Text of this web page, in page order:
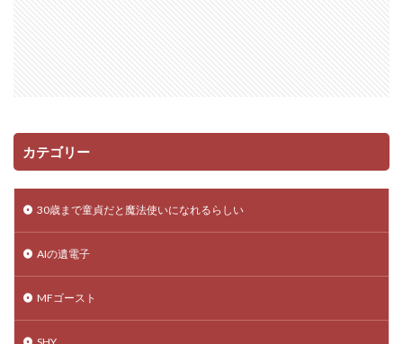
カテゴリー
30歳まで童貞だと魔法使いになれるらしい
AIの遺電子
MFゴースト